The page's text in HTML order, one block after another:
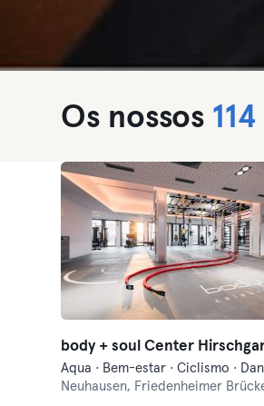
Os nossos 114
body + soul Center
Neuhausen, Friedenheimer